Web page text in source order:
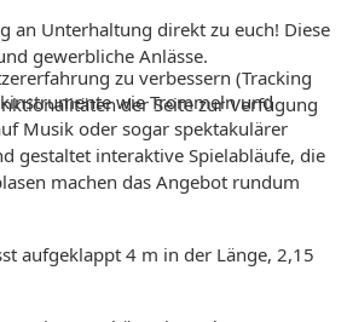
an Unterhaltung direkt zu euch! Diese
gewerbliche Anlässe.
wie Trommeln und
Musik oder sogar spektakulärer
gestaltet interaktive Spielabläufe, die
machen das Angebot rundum
aufgeklappt 4 m in der Länge, 2,15
zu verbessern (Tracking
der Seite zur Verfügung